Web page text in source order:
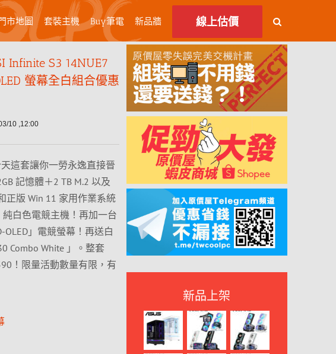
市地圖 套裝主機 Buy筆電 新品牆 線上估價
Infinite S3 14NUE7
螢幕全白組合優惠
10 ,12:00
這套讓你一勞永逸直接晉
記憶體＋2 TB M.2 以及
正版 Win 11 家用作業系統
純白色電競主機！再加一台
OLED」電競螢幕！再送白
Combo White 」。整套
！限量活動數量有限，有
新品上架